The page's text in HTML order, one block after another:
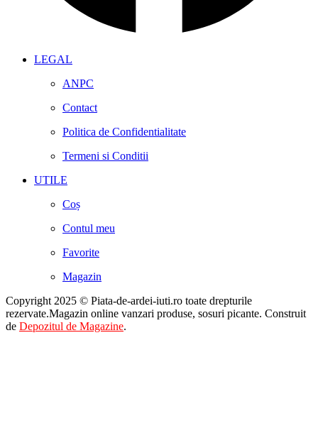
LEGAL
ANPC
Contact
Politica de Confidentialitate
Termeni si Conditii
UTILE
Coș
Contul meu
Favorite
Magazin
Copyright 2025 © Piata-de-ardei-iuti.ro toate drepturile
rezervate.Magazin online vanzari produse, sosuri picante. Construit
de Depozitul de Magazine.